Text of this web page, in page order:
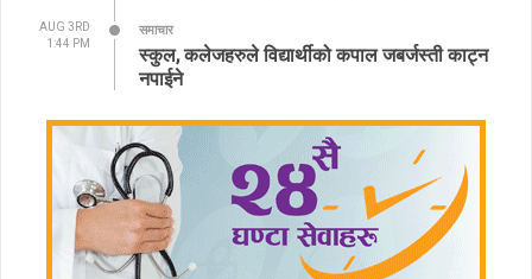
AUG 3RD
1:44 PM
समाचार
स्कुल, कलेजहरुले विद्यार्थीको कपाल जबर्जस्ती काट्न
नपाईने